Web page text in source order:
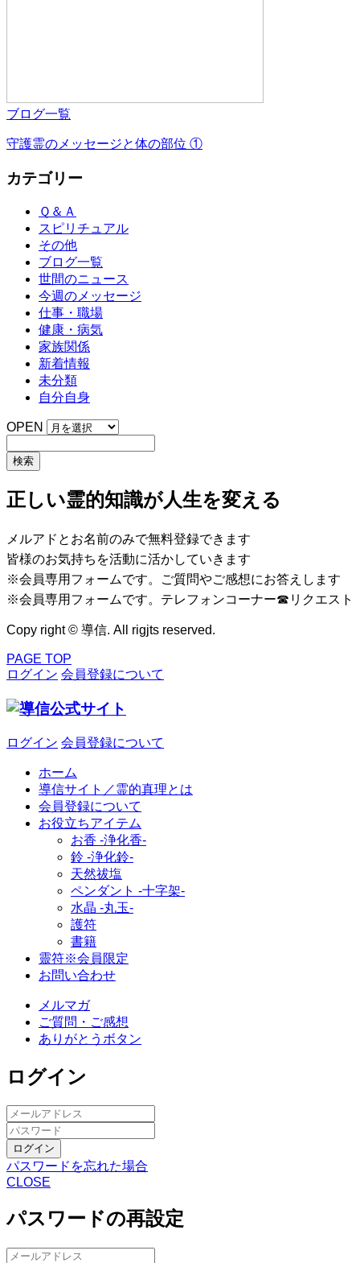
ブログ一覧
守護霊のメッセージと体の部位 ①
カテゴリー
Ｑ＆Ａ
スピリチュアル
その他
ブログ一覧
世間のニュース
今週のメッセージ
仕事・職場
健康・病気
家族関係
新着情報
未分類
自分自身
OPEN
正しい霊的知識が人生を変える
メルアドとお名前のみで無料登録できます
皆様のお気持ちを活動に活かしていきます
※会員専用フォームです。ご質問やご感想にお答えします
※会員専用フォームです。テレフォンコーナー☎リクエスト
Copy right © 導信. All rigjts reserved.
PAGE TOP
ログイン 会員登録について
ログイン 会員登録について
ホーム
導信サイト／霊的真理とは
会員登録について
お役立ちアイテム
お香 ‐浄化香‐
鈴 ‐浄化鈴‐
天然祓塩
ペンダント -十字架-
水晶 -丸玉-
護符
書籍
靈符※会員限定
お問い合わせ
メルマガ
ご質問・ご感想
ありがとうボタン
ログイン
ログイン
パスワードを忘れた場合
CLOSE
パスワードの再設定